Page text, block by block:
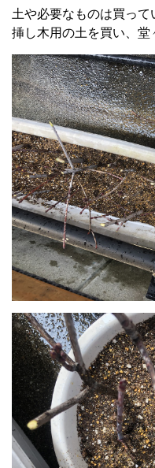
土や必要なものは買って
挿し木用の土を買い、堂